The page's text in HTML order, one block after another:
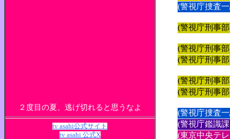
２度目の夏、逃げ切れると思うなよ
tv asahi公式サイト
tv asahi 公式X
(警視庁捜査
(警視庁刑事
(警視庁刑事
(警視庁刑事
(警視庁刑事
(警視庁刑事
(警視庁捜査
(警視庁鑑識
(東京中央テ